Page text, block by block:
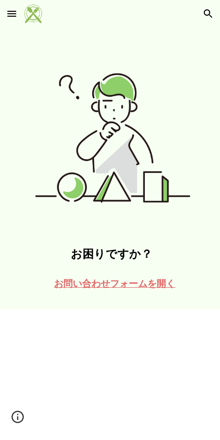
Skip to main content Skip to navigation
お困りですか？
お問い合わせフォームを開く